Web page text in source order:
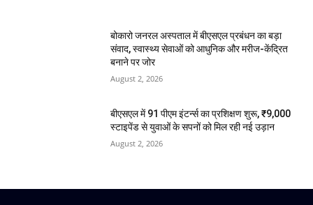
बोकारो जनरल अस्पताल में बीएसएल प्रबंधन का बड़ा
संवाद, स्वास्थ्य सेवाओं को आधुनिक और मरीज-केंद्रित
बनाने पर जोर
August 2, 2026
बीएसएल में 91 पीएम इंटर्न्स का प्रशिक्षण शुरू, ₹9,000
स्टाइपेंड से युवाओं के सपनों को मिल रही नई उड़ान
August 2, 2026